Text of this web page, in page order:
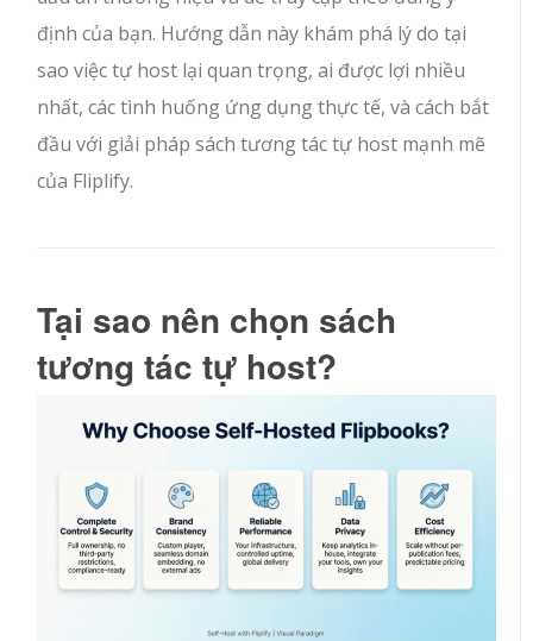
định của bạn. Hướng dẫn này khám phá lý do tại
sao việc tự host lại quan trọng, ai được lợi nhiều
nhất, các tình huống ứng dụng thực tế, và cách bắt
đầu với giải pháp sách tương tác tự host mạnh mẽ
của Fliplify.
Tại sao nên chọn sách
tương tác tự host?